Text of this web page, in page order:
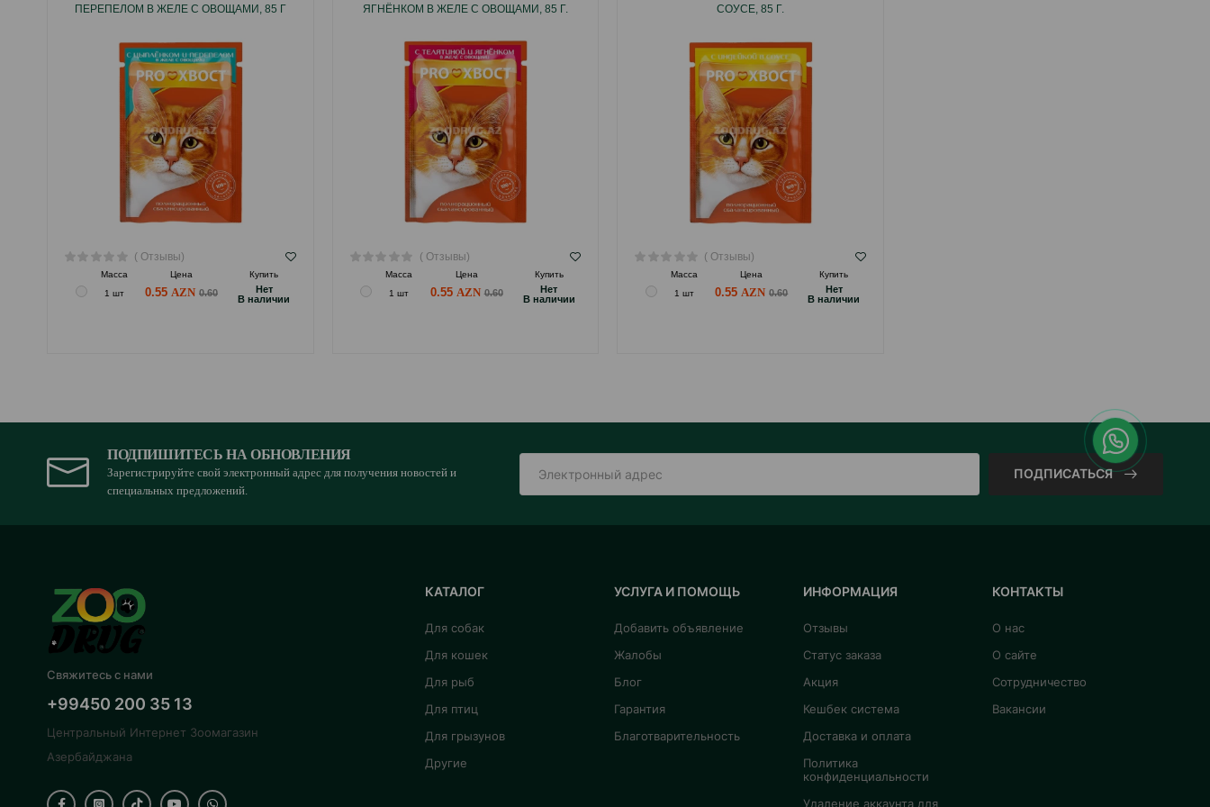
ПЕРЕПЕЛОМ В ЖЕЛЕ С ОВОЩАМИ, 85 Г
( Отзывы)
Масса Цена
Купить
1 шт
0.55 0.60
Hет
B наличии
ЯГНЁНКОМ В ЖЕЛЕ С ОВОЩАМИ, 85 Г.
( Отзывы)
Масса Цена
Купить
1 шт
0.55 0.60
Hет
B наличии
СОУСЕ, 85 Г.
( Отзывы)
Масса Цена
Купить
1 шт
0.55 0.60
Hет
B наличии
ПОДПИШИТЕСЬ НА ОБНОВЛЕНИЯ
Зарегистрируйте свой электронный адрес для получения новостей и
специальных предложений.
ПОДПИСАТЬСЯ
Свяжитесь с нами
+99450 200 35 13
Центральный Интернет Зоомагазин
Азербайджана
КАТАЛОГ
Для собак
Для кошек
Для рыб
Для птиц
Для грызунов
Другие
УСЛУГА И ПОМОЩЬ
Добавить объявление
Жалобы
Блог
Гарантия
Благотварительность
ИНФОРМАЦИЯ
Отзывы
Статус заказа
Акция
Кешбек система
Доставка и оплата
Политика
конфиденциальности
Удаление аккаунта для
КОНТАКТЫ
О нас
О сайте
Сотрудничество
Вакансии